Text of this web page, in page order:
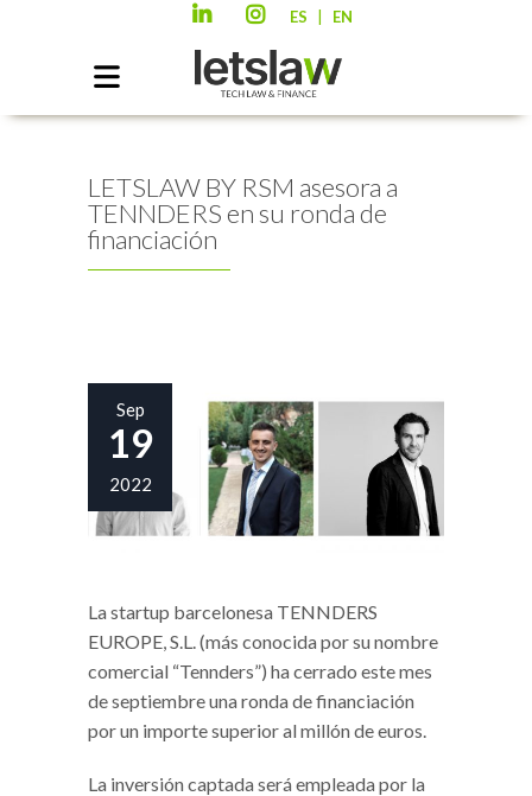
ES EN
LETSLAW BY RSM asesora a
TENNDERS en su ronda de
financiación
Sep
19
2022
La startup barcelonesa TENNDERS
EUROPE, S.L. (más conocida por su nombre
comercial “Tennders”) ha cerrado este mes
de septiembre una ronda de financiación
por un importe superior al millón de euros.
La inversión captada será empleada por la